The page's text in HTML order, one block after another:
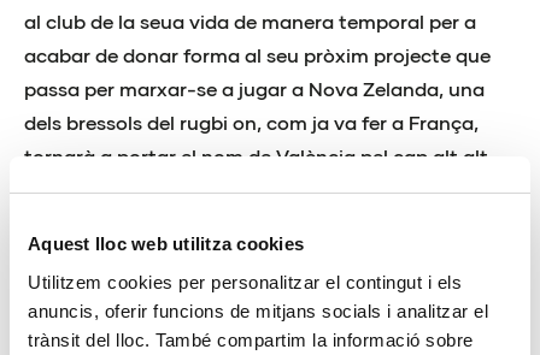
Aquest lloc web utilitza cookies
Utilitzem cookies per personalitzar el contingut i els
anuncis, oferir funcions de mitjans socials i analitzar el
trànsit del lloc. També compartim la informació sobre
al club de la seua vida de manera temporal per a
acabar de donar forma al seu pròxim projecte que
passa per marxar-se a jugar a Nova Zelanda, una
dels bressols del rugbi on, com ja va fer a França,
tornarà a portar el nom de València pel cap alt alt.
rojinegro reflexiona Sergi Muñoz. El coordinador de
les escoles femenines del CAU, a més d’entrenador,
amb més d’una dècada d’experiència a la seua
esquena, es mostra «content» per les expectatives